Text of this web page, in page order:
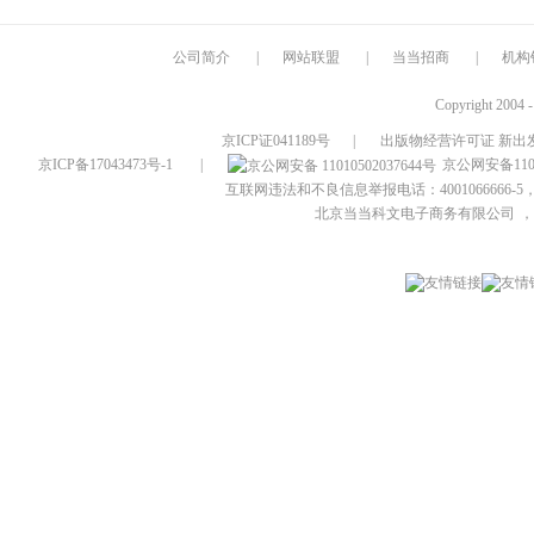
公司简介 网站联盟 当当招商 机构
Copyright 2004
京ICP证041189号
出版物经营许可证 新出
京ICP备17043473号-1
京公网安备
互联网违法和不良信息举报电话：4001066666-5
北京当当科文电子商务有限公司